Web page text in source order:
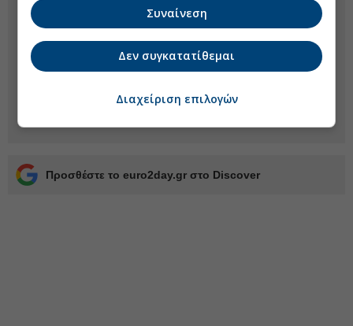
Προσθέστε το euro2day.gr στο Discover
Συναίνεση
Δεν συγκατατίθεμαι
Διαχείριση επιλογών